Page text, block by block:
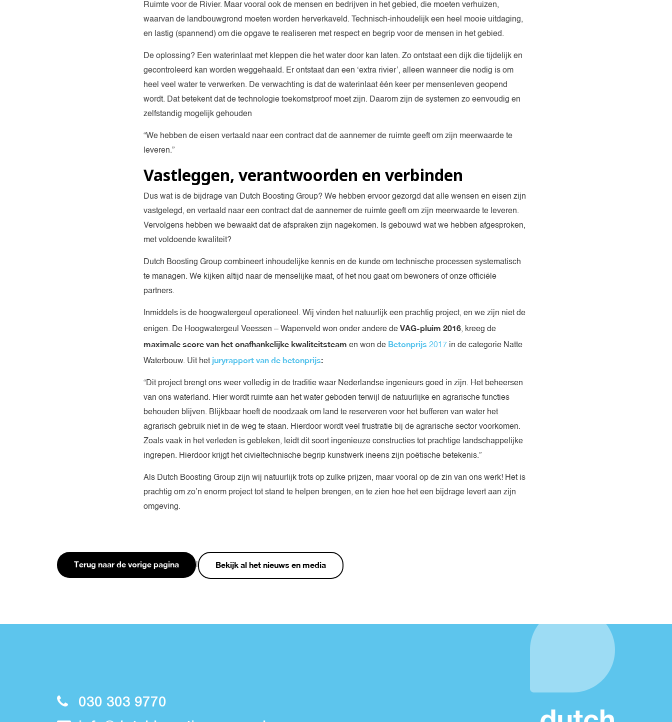
Ruimte voor de Rivier. Maar vooral ook de mensen en bedrijven in het gebied, die moeten verhuizen,
waarvan de landbouwgrond moeten worden herverkaveld. Technisch-inhoudelijk een heel mooie uitdaging,
en lastig (spannend) om die opgave te realiseren met respect en begrip voor de mensen in het gebied.
De oplossing? Een waterinlaat met kleppen die het water door kan laten. Zo ontstaat een dijk die tijdelijk en
gecontroleerd kan worden weggehaald. Er ontstaat dan een ‘extra rivier’, alleen wanneer die nodig is om
heel veel water te verwerken. De verwachting is dat de waterinlaat één keer per mensenleven geopend
wordt. Dat betekent dat de technologie toekomstproof moet zijn. Daarom zijn de systemen zo eenvoudig en
zelfstandig mogelijk gehouden
“We hebben de eisen vertaald naar een contract dat de aannemer de ruimte geeft om zijn meerwaarde te
leveren.”
Vastleggen, verantwoorden en verbinden
Dus wat is de bijdrage van Dutch Boosting Group? We hebben ervoor gezorgd dat alle wensen en eisen zijn
vastgelegd, en vertaald naar een contract dat de aannemer de ruimte geeft om zijn meerwaarde te leveren.
Vervolgens hebben we bewaakt dat de afspraken zijn nagekomen. Is gebouwd wat we hebben afgesproken,
met voldoende kwaliteit?
Dutch Boosting Group combineert inhoudelijke kennis en de kunde om technische processen systematisch
te managen. We kijken altijd naar de menselijke maat, of het nou gaat om bewoners of onze officiële
partners.
Inmiddels is de hoogwatergeul operationeel. Wij vinden het natuurlijk een prachtig project, en we zijn niet de
enigen. De Hoogwatergeul Veessen – Wapenveld won onder andere de VAG-pluim 2016, kreeg de
maximale score van het onafhankelijke kwaliteitsteam en won de Betonprijs 2017 in de categorie Natte
Waterbouw. Uit het juryrapport van de betonprijs:
“Dit project brengt ons weer volledig in de traditie waar Nederlandse ingenieurs goed in zijn. Het beheersen
van ons waterland. Hier wordt ruimte aan het water geboden terwijl de natuurlijke en agrarische functies
behouden blijven. Blijkbaar hoeft de noodzaak om land te reserveren voor het bufferen van water het
agrarisch gebruik niet in de weg te staan. Hierdoor wordt veel frustratie bij de agrarische sector voorkomen.
Zoals vaak in het verleden is gebleken, leidt dit soort ingenieuze constructies tot prachtige landschappelijke
ingrepen. Hierdoor krijgt het civieltechnische begrip kunstwerk ineens zijn poëtische betekenis.”
Als Dutch Boosting Group zijn wij natuurlijk trots op zulke prijzen, maar vooral op de zin van ons werk! Het is
prachtig om zo’n enorm project tot stand te helpen brengen, en te zien hoe het een bijdrage levert aan zijn
omgeving.
Terug naar de vorige pagina Bekijk al het nieuws en media
030 303 9770